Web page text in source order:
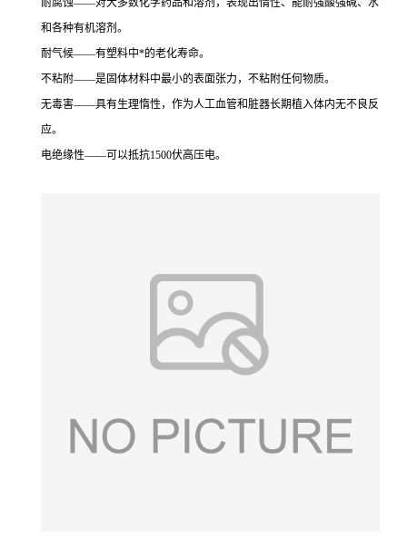
和各种有机溶剂。
耐气候——有塑料中*的老化寿命。
不粘附——是固体材料中最小的表面张力，不粘附任何物质。
无毒害——具有生理惰性，作为人工血管和脏器长期植入体内无不良反
应。
电绝缘性——可以抵抗1500伏高压电。